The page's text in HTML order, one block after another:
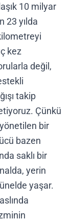
10 milyar
23 yılda
kez
değil,
takip
Çünkü
bir
bazen
saklı bir
yerin
yaşar.